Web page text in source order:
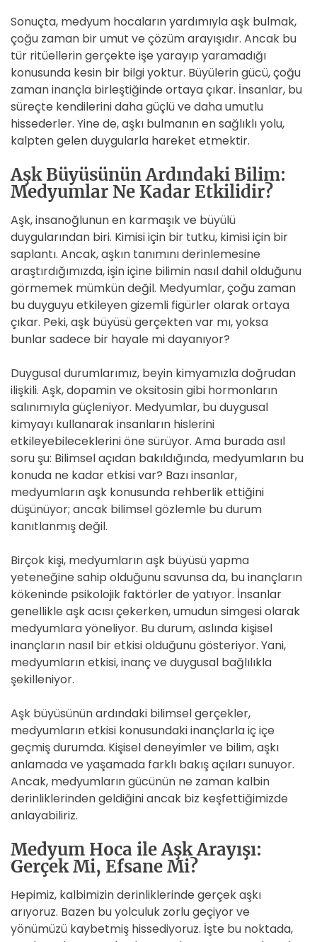
Sonuçta, medyum hocaların yardımıyla aşk bulmak,
çoğu zaman bir umut ve çözüm arayışıdır. Ancak bu
tür ritüellerin gerçekte işe yarayıp yaramadığı
konusunda kesin bir bilgi yoktur. Büyülerin gücü, çoğu
zaman inançla birleştiğinde ortaya çıkar. İnsanlar, bu
süreçte kendilerini daha güçlü ve daha umutlu
hissederler. Yine de, aşkı bulmanın en sağlıklı yolu,
kalpten gelen duygularla hareket etmektir.
Aşk Büyüsünün Ardındaki Bilim:
Medyumlar Ne Kadar Etkilidir?
Aşk, insanoğlunun en karmaşık ve büyülü
duygularından biri. Kimisi için bir tutku, kimisi için bir
saplantı. Ancak, aşkın tanımını derinlemesine
araştırdığımızda, işin içine bilimin nasıl dahil olduğunu
görmemek mümkün değil. Medyumlar, çoğu zaman
bu duyguyu etkileyen gizemli figürler olarak ortaya
çıkar. Peki, aşk büyüsü gerçekten var mı, yoksa
bunlar sadece bir hayale mi dayanıyor?
Duygusal durumlarımız, beyin kimyamızla doğrudan
ilişkili. Aşk, dopamin ve oksitosin gibi hormonların
salınımıyla güçleniyor. Medyumlar, bu duygusal
kimyayı kullanarak insanların hislerini
etkileyebileceklerini öne sürüyor. Ama burada asıl
soru şu: Bilimsel açıdan bakıldığında, medyumların bu
konuda ne kadar etkisi var? Bazı insanlar,
medyumların aşk konusunda rehberlik ettiğini
düşünüyor; ancak bilimsel gözlemle bu durum
kanıtlanmış değil.
Birçok kişi, medyumların aşk büyüsü yapma
yeteneğine sahip olduğunu savunsa da, bu inançların
kökeninde psikolojik faktörler de yatıyor. İnsanlar
genellikle aşk acısı çekerken, umudun simgesi olarak
medyumlara yöneliyor. Bu durum, aslında kişisel
inançların nasıl bir etkisi olduğunu gösteriyor. Yani,
medyumların etkisi, inanç ve duygusal bağlılıkla
şekilleniyor.
Aşk büyüsünün ardındaki bilimsel gerçekler,
medyumların etkisi konusundaki inançlarla iç içe
geçmiş durumda. Kişisel deneyimler ve bilim, aşkı
anlamada ve yaşamada farklı bakış açıları sunuyor.
Ancak, medyumların gücünün ne zaman kalbin
derinliklerinden geldiğini ancak biz keşfettiğimizde
anlayabiliriz.
Medyum Hoca ile Aşk Arayışı:
Gerçek Mi, Efsane Mi?
Hepimiz, kalbimizin derinliklerinde gerçek aşkı
arıyoruz. Bazen bu yolculuk zorlu geçiyor ve
yönümüzü kaybetmiş hissediyoruz. İşte bu noktada,